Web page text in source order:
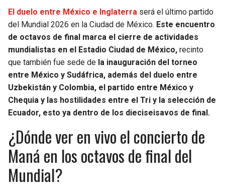
El duelo entre México e Inglaterra será el último partido
del Mundial 2026 en la Ciudad de México. Este encuentro
de octavos de final marca el cierre de actividades
mundialistas en el Estadio Ciudad de México, recinto
que también fue sede de la inauguración del torneo
entre México y Sudáfrica, además del duelo entre
Uzbekistán y Colombia, el partido entre México y
Chequia y las hostilidades entre el Tri y la selección de
Ecuador, esto ya dentro de los dieciseisavos de final.
¿Dónde ver en vivo el concierto de
Maná en los octavos de final del
Mundial?